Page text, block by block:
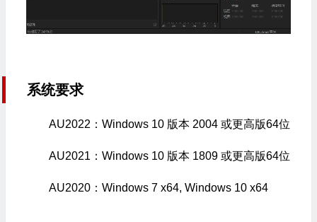
系统要求
AU2022：Windows 10 版本 2004 或更高版64位
AU2021：Windows 10 版本 1809 或更高版64位
AU2020：Windows 7 x64, Windows 10 x64